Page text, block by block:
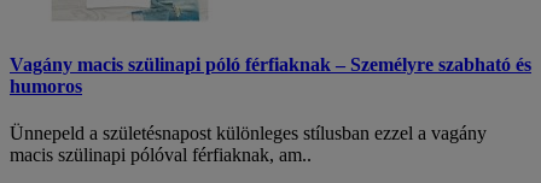
Vagány macis szülinapi póló férfiaknak – Személyre szabható és
humoros
Ünnepeld a születésnapost különleges stílusban ezzel a vagány
macis szülinapi pólóval férfiaknak, am..